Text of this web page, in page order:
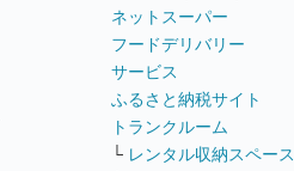
ネットスーパー
フードデリバリー
サービス
ふるさと納税サイト
トランクルーム
└ レンタル収納スペース